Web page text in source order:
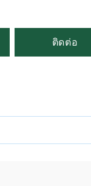
ติดต่อ